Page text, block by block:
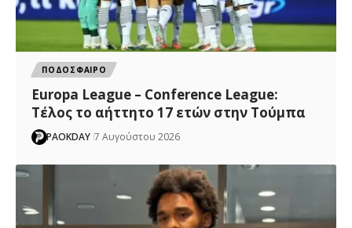
ΠΟΔΟΣΦΑΙΡΟ
Europa League – Conference League:
Τέλος το αήττητο 17 ετών στην Τούμπα
PAOKDAY 7 Αυγούστου 2026